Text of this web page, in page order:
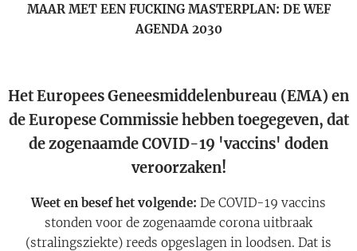
MAAR MET EEN FUCKING MASTERPLAN: DE WEF
AGENDA 2030
Het Europees Geneesmiddelenbureau (EMA) en
de Europese Commissie hebben toegegeven, dat
de zogenaamde COVID-19 'vaccins' doden
veroorzaken!
Weet en besef het volgende: De COVID-19 vaccins
stonden voor de zogenaamde corona uitbraak
(stralingsziekte) reeds opgeslagen in loodsen. Dat is